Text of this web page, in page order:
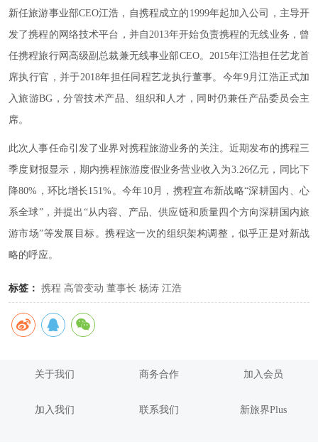
新任旅游事业部CEO江浩，自携程成立的1999年起加入公司，主导开
发了携程的网络技术平台，并自2013年开始负责携程的无线业务，曾
任携程旅行网高级副总裁兼无线事业部CEO。2015年江浩担任艺龙首
席执行官，并于2018年担任同程艺龙执行董事。今年9月江浩正式加
入旅游BG，分管技术产品、组织和人才，同时仍兼任产品委员会主
席。
此次人事任命引发了业界对携程旅游业务的关注。近期发布的携程三
季度财报显示，期内携程旅游度假业务营业收入为3.26亿元，同比下
降80%，环比增长151%。今年10月，携程宣布新战略“深耕国内、心
系全球”，并提出“从内容、产品、供应链和质量四个方向深耕国内旅
游市场”等发展目标。携程这一次的组织架构调整，似乎正是对新战
略的呼应。
标签： 携程 高管变动 董事长 杨涛 江浩
关于我们
加入我们
商务合作
联系我们
加入会员
新旅界Plus